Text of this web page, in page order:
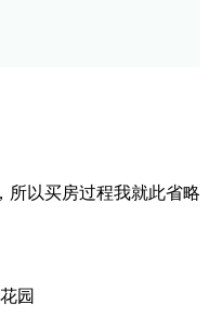
所以买房过程我就此省略
花园